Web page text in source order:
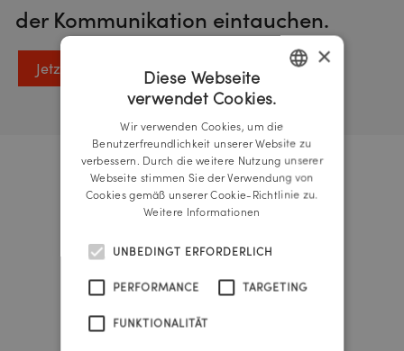
der Kommunikation eintauchen.
Jetzt anmelden
Urknall Timer
37
years
GERMAN
×
Diese Webseite
verwendet Cookies.
Wir verwenden Cookies, um die
Benutzerfreundlichkeit unserer Website zu
verbessern. Durch die weitere Nutzung unserer
Webseite stimmen Sie der Verwendung von
Cookies gemäß unserer Cookie-Richtlinie zu.
Weitere Informationen
UNBEDINGT ERFORDERLICH
PERFORMANCE TARGETING
FUNKTIONALITÄT